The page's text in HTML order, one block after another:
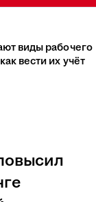
виды рабочего
вести их учёт